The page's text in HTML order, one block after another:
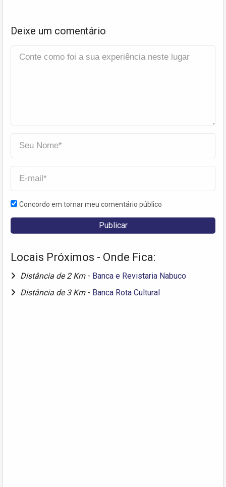
Deixe um comentário
Concordo em tornar meu comentário público
Locais Próximos - Onde Fica:
Distância de 2 Km - Banca e Revistaria Nabuco
Distância de 3 Km - Banca Rota Cultural